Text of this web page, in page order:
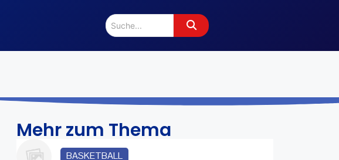
Mehr zum Thema
BASKETBALL